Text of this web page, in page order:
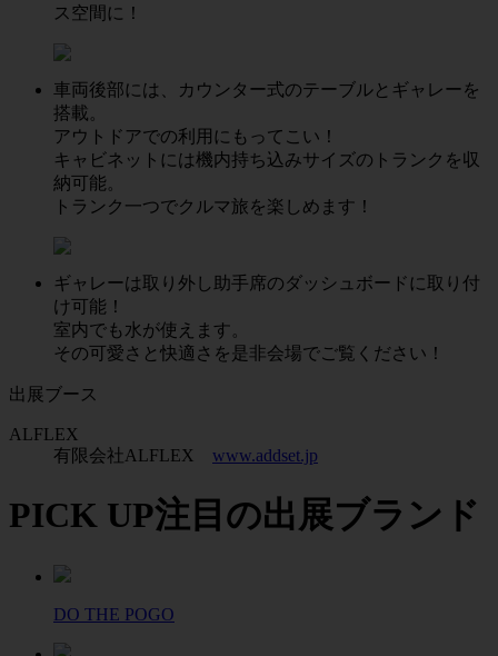
ス空間に！
車両後部には、カウンター式のテーブルとギャレーを
搭載。
アウトドアでの利用にもってこい！
キャビネットには機内持ち込みサイズのトランクを収
納可能。
トランク一つでクルマ旅を楽しめます！
ギャレーは取り外し助手席のダッシュボードに取り付
け可能！
室内でも水が使えます。
その可愛さと快適さを是非会場でご覧ください！
出展ブース
ALFLEX
有限会社ALFLEX www.addset.jp
PICK UP注目の出展ブランド
DO THE POGO